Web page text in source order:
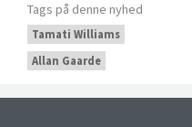
Tags på denne nyhed
Tamati Williams
Allan Gaarde